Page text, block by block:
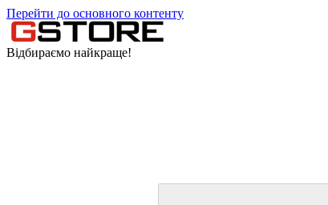
Перейти до основного контенту
Відбираємо найкраще!